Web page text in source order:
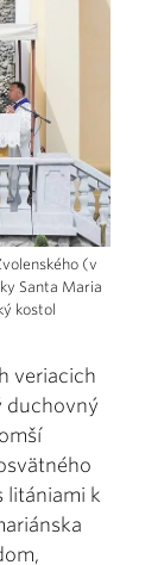
(v
Santa Maria
kostol
veriacich
duchovný
litániami k